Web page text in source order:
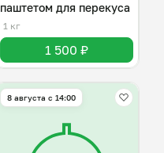
паштетом для перекуса
1 кг
1 500 ₽
8 августа с 14:00